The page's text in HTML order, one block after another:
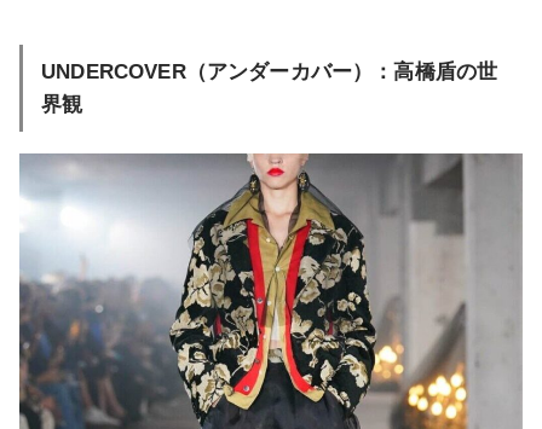
UNDERCOVER（アンダーカバー）：高橋盾の世
界観